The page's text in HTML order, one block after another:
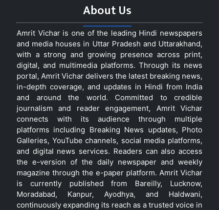
About Us
Amrit Vichar is one of the leading Hindi newspapers
and media houses in Uttar Pradesh and Uttarakhand,
with a strong and growing presence across print,
digital, and multimedia platforms. Through its news
portal, Amrit Vichar delivers the latest breaking news,
in-depth coverage, and updates in Hindi from India
and around the world. Committed to credible
journalism and reader engagement, Amrit Vichar
connects with its audience through multiple
platforms including Breaking News updates, Photo
Galleries, YouTube channels, social media platforms,
and digital news services. Readers can also access
the e-version of the daily newspaper and weekly
magazine through the e-paper platform. Amrit Vichar
is currently published from Bareilly, Lucknow,
Moradabad, Kanpur, Ayodhya, and Haldwani,
continuously expanding its reach as a trusted voice in